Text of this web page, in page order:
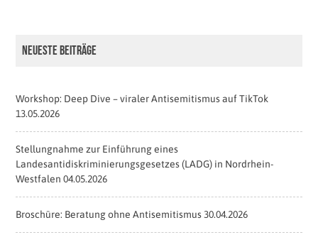
Neueste Beiträge
Workshop: Deep Dive – viraler Antisemitismus auf TikTok
13.05.2026
Stellungnahme zur Einführung eines
Landesantidiskriminierungsgesetzes (LADG) in Nordrhein-
Westfalen 04.05.2026
Broschüre: Beratung ohne Antisemitismus 30.04.2026